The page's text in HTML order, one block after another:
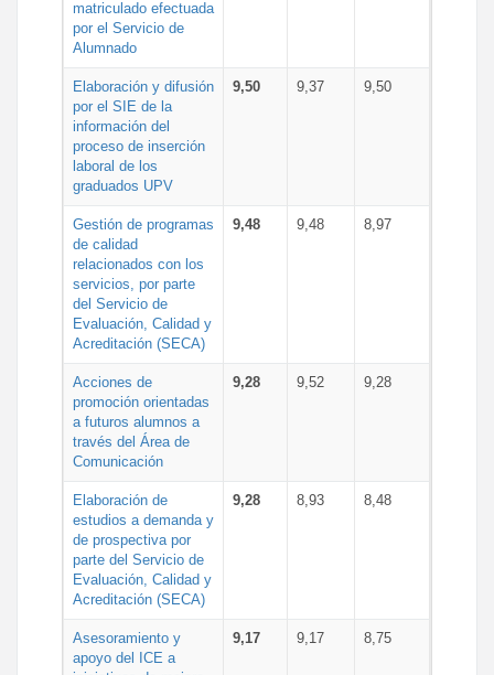
matriculado efectuada
por el Servicio de
Alumnado
Elaboración y difusión
por el SIE de la
información del
proceso de inserción
laboral de los
graduados UPV
9,50 9,37 9,50
Gestión de programas
de calidad
relacionados con los
servicios, por parte
del Servicio de
Evaluación, Calidad y
Acreditación (SECA)
9,48 9,48 8,97
Acciones de
promoción orientadas
a futuros alumnos a
través del Área de
Comunicación
9,28 9,52 9,28
Elaboración de
estudios a demanda y
de prospectiva por
parte del Servicio de
Evaluación, Calidad y
Acreditación (SECA)
9,28 8,93 8,48
Asesoramiento y
apoyo del ICE a
9,17 9,17 8,75